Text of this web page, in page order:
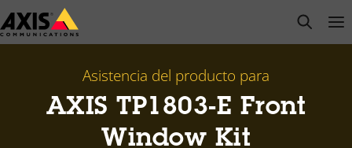
Saltar
al
open
Asistencia del producto para
AXIS TP1803-E Front
Window Kit